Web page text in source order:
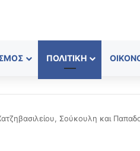
ΠΟΛΙΤΙΚΉ
Σούκουλη και